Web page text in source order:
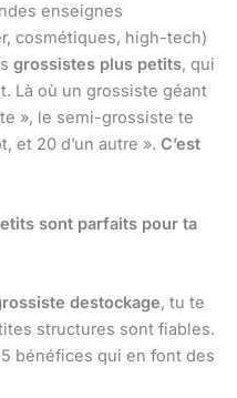
enseignes
cosmétiques, high-tech)
grossistes plus petits, qui
Là où un grossiste géant
», le semi-grossiste te
et 20 d’un autre ». C’est
sont parfaits pour ta
destockage, tu te
structures sont fiables.
bénéfices qui en font des